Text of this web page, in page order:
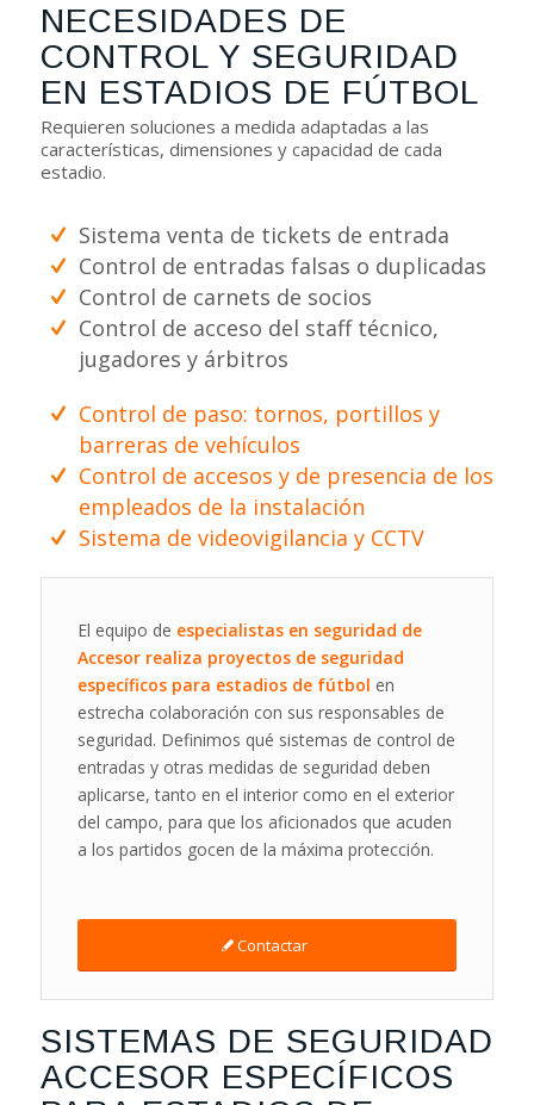
NECESIDADES DE
CONTROL Y SEGURIDAD
EN ESTADIOS DE FÚTBOL
Requieren soluciones a medida adaptadas a las
características, dimensiones y capacidad de cada
estadio.
Sistema venta de tickets de entrada
Control de entradas falsas o duplicadas
Control de carnets de socios
Control de acceso del staff técnico,
jugadores y árbitros
Control de paso: tornos, portillos y
barreras de vehículos
Control de accesos y de presencia de los
empleados de la instalación
Sistema de videovigilancia y CCTV
El equipo de especialistas en seguridad de
Accesor realiza proyectos de seguridad
específicos para estadios de fútbol en
estrecha colaboración con sus responsables de
seguridad. Definimos qué sistemas de control de
entradas y otras medidas de seguridad deben
aplicarse, tanto en el interior como en el exterior
del campo, para que los aficionados que acuden
a los partidos gocen de la máxima protección.
Contactar
SISTEMAS DE SEGURIDAD
ACCESOR ESPECÍFICOS